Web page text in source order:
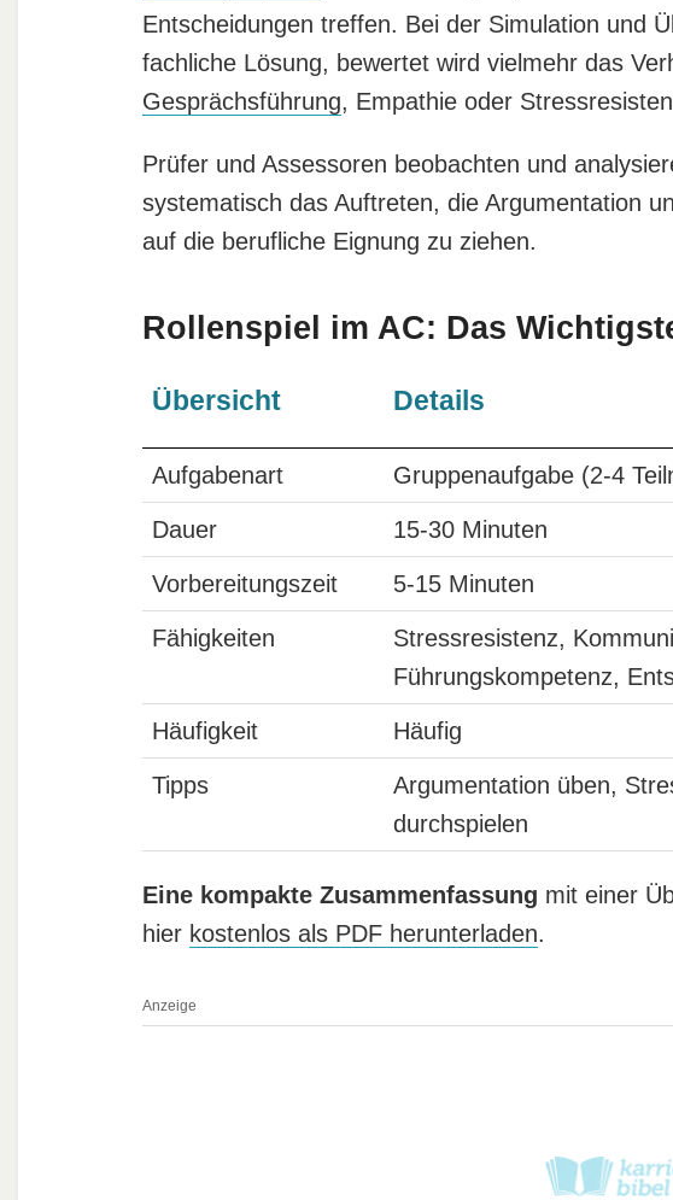
Entscheidungen treffen. Bei der Simulation und
fachliche Lösung, bewertet wird vielmehr das
Gesprächsführung, Empathie oder
Prüfer und Assessoren beobachten und
systematisch das Auftreten, die Argumentation
auf die berufliche Eignung zu ziehen.
Rollenspiel im AC: Das
Übersicht Details
Aufgabenart Gruppenaufgabe (2-4
Dauer 15-30 Minuten
Vorbereitungszeit 5-15 Minuten
Fähigkeiten
Stressresistenz,
Führungskompetenz,
Häufigkeit Häufig
Tipps
Argumentation üben,
durchspielen
Eine kompakte Zusammenfassung mit einer
hier kostenlos als PDF herunterladen.
Anzeige